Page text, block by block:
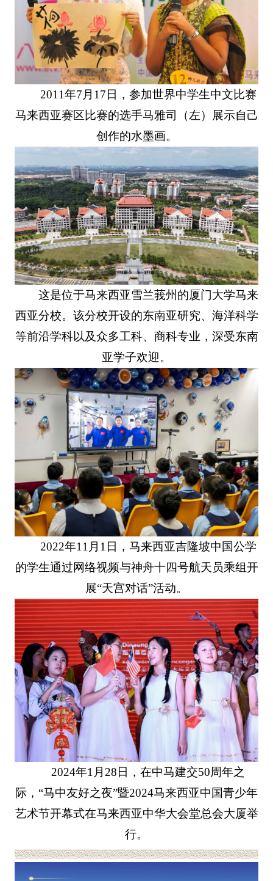
2011年7月17日，参加世界中学生中文比赛
马来西亚赛区比赛的选手马雅司（左）展示自己
创作的水墨画。
这是位于马来西亚雪兰莪州的厦门大学马来
西亚分校。该分校开设的东南亚研究、海洋科学
等前沿学科以及众多工科、商科专业，深受东南
亚学子欢迎。
2022年11月1日，马来西亚吉隆坡中国公学
的学生通过网络视频与神舟十四号航天员乘组开
展“天宫对话”活动。
2024年1月28日，在中马建交50周年之
际，“马中友好之夜”暨2024马来西亚中国青少年
艺术节开幕式在马来西亚中华大会堂总会大厦举
行。